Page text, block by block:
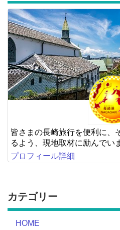
皆さまの長崎旅行を便利に、
るよう、現地取材に励んでい
プロフィール詳細
カテゴリー
HOME